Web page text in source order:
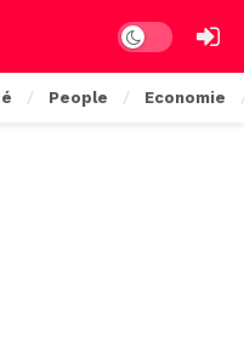
Dark mode
People Economie